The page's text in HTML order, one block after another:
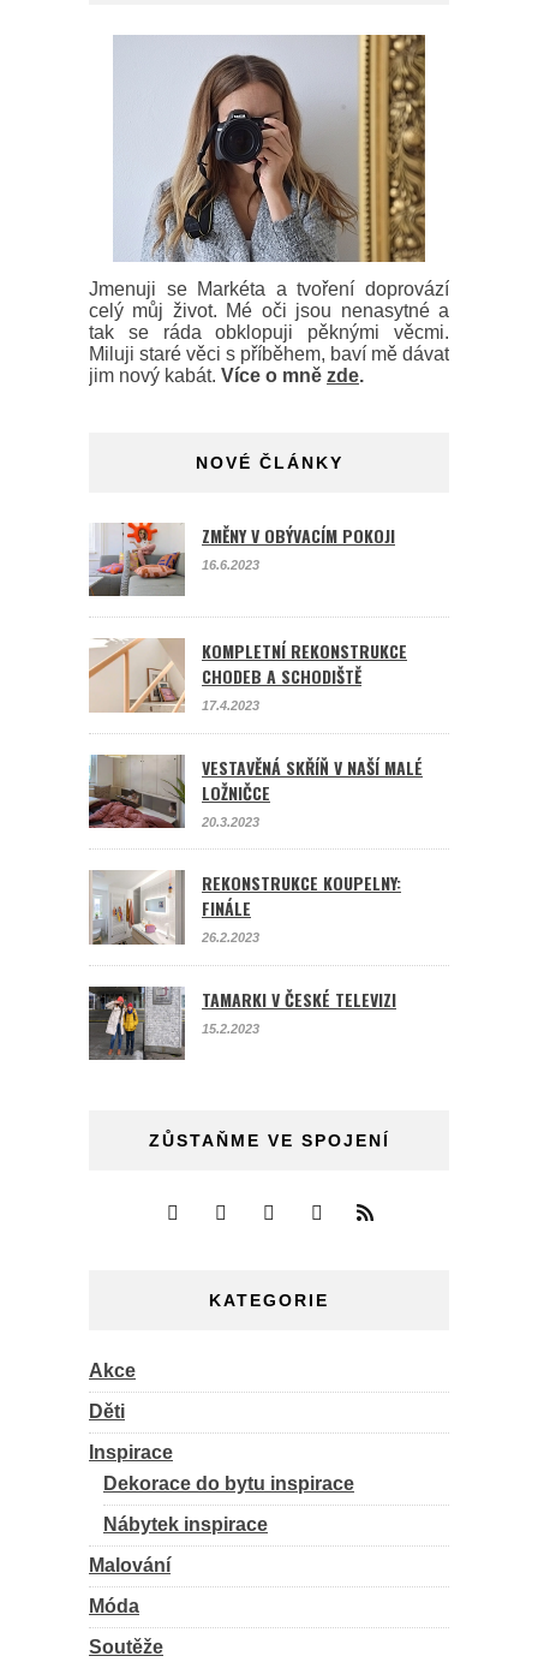
Jmenuji se Markéta a tvoření doprovází
celý můj život. Mé oči jsou nenasytné a
tak se ráda obklopuji pěknými věcmi.
Miluji staré věci s příběhem, baví mě dávat
jim nový kabát. Více o mně zde.
NOVÉ ČLÁNKY
ZMĚNY V OBÝVACÍM POKOJI
16.6.2023
KOMPLETNÍ REKONSTRUKCE
CHODEB A SCHODIŠTĚ
17.4.2023
VESTAVĚNÁ SKŘÍŇ V NAŠÍ MALÉ
LOŽNIČCE
20.3.2023
REKONSTRUKCE KOUPELNY:
FINÁLE
26.2.2023
TAMARKI V ČESKÉ TELEVIZI
15.2.2023
ZŮSTAŇME VE SPOJENÍ
KATEGORIE
Akce
Děti
Inspirace
Dekorace do bytu inspirace
Nábytek inspirace
Malování
Móda
Soutěže